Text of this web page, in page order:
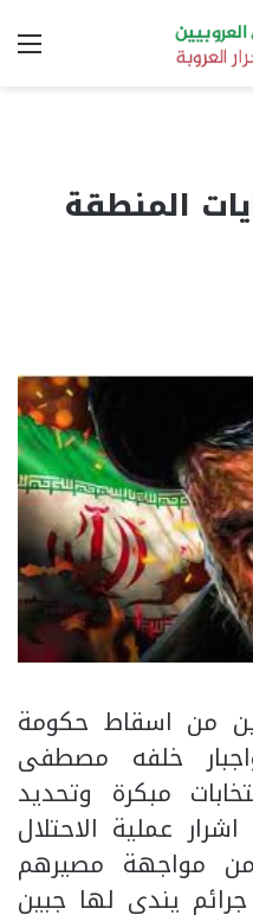
المنطقة
من اسقاط حكومة
خلفه مصطفى
مبكرة وتحديد
عملية الاحتلال
من مواجهة مصيرهم
يندى لها جبين